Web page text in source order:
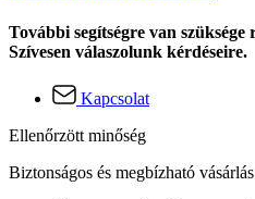
További segítségre van szüksége
Szívesen válaszolunk kérdéseire.
Kapcsolat
Ellenőrzött minőség
Biztonságos és megbízható vásárlás